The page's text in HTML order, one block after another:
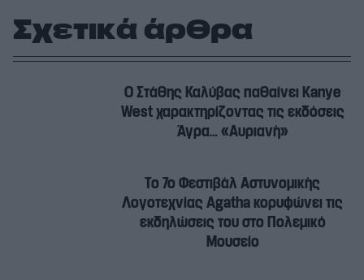
Σχετικά άρθρα
Ο Στάθης Καλύβας παθαίνει Kanye
West χαρακτηρίζοντας τις εκδόσεις
Άγρα… «Αυριανή»
Το 7ο Φεστιβάλ Αστυνομικής
Λογοτεχνίας Agatha κορυφώνει τις
εκδηλώσεις του στο Πολεμικό
Μουσείο